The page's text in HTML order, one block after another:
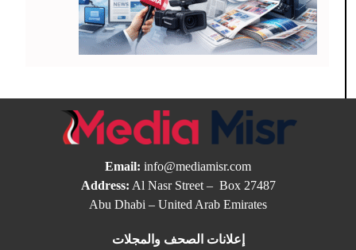
Email: info@mediamisr.com
Address: Al Nasr Street – Box 27487
Abu Dhabi – United Arab Emirates
إعلانات الصحف والمجلات